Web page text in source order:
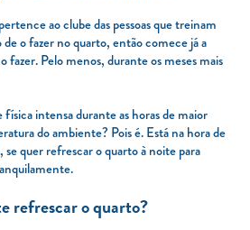
ao clube das pessoas que treinam
o fazer no quarto, então comece já a
fazer. Pelo menos, durante os meses mais
física intensa durante as horas de maior
do ambiente? Pois é. Está na hora de
quer refrescar o quarto à noite para
refrescar o quarto?